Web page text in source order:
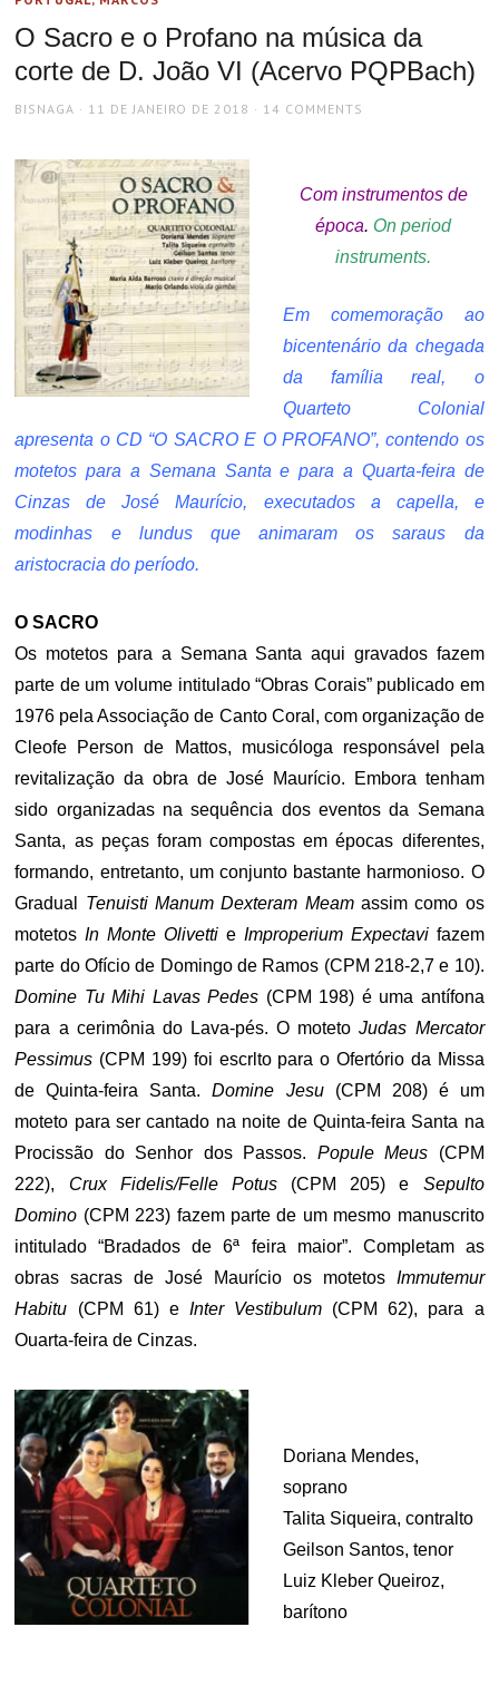
O Sacro e o Profano na música da
corte de D. João VI (Acervo PQPBach)
AUTHOR
BISNAGA
POSTED
11 DE JANEIRO DE 2018 14 COMMENTS
Com instrumentos de
época. On period
instruments.
Em comemoração ao
bicentenário da chegada
da família real, o
Quarteto Colonial
apresenta o CD “O SACRO E O PROFANO”, contendo os
motetos para a Semana Santa e para a Quarta-feira de
Cinzas de José Maurício, executados a capella, e
modinhas e lundus que animaram os saraus da
aristocracia do período.
O SACRO
Os motetos para a Semana Santa aqui gravados fazem
parte de um volume intitulado “Obras Corais” publicado em
1976 pela Associação de Canto Coral, com organização de
Cleofe Person de Mattos, musicóloga responsável pela
revitalização da obra de José Maurício. Embora tenham
sido organizadas na sequência dos eventos da Semana
Santa, as peças foram compostas em épocas diferentes,
formando, entretanto, um conjunto bastante harmonioso. O
Gradual Tenuisti Manum Dexteram Meamassim como os
motetosIn Monte Olivetti e Improperium Expectavifazem
parte do Ofício de Domingo de Ramos (CPM 218-2,7 e 10).
Domine Tu Mihi Lavas Pedes (CPM 198) é uma antífona
para a cerimônia do Lava-pés. O motetoJudas Mercator
Pessimus (CPM 199) foi escrlto para o Ofertório da Missa
de Quinta-feira Santa.Domine Jesu(CPM 208) é um
moteto para ser cantado na noite de Quinta-feira Santa na
Procissão do Senhor dos Passos. Popule Meus (CPM
222), Crux Fidelis/Felle Potus (CPM 205) e Sepulto
Domino (CPM 223) fazem parte de um mesmo manuscrito
intitulado “Bradados de 6ª feira maior”. Completam as
obras sacras de José Maurício os motetos Immutemur
Habitu (CPM 61) e Inter Vestibulum (CPM 62), para a
Ouarta-feira de Cinzas.
Doriana Mendes,
soprano
Talita Siqueira, contralto
Geilson Santos, tenor
Luiz Kleber Queiroz,
barítono